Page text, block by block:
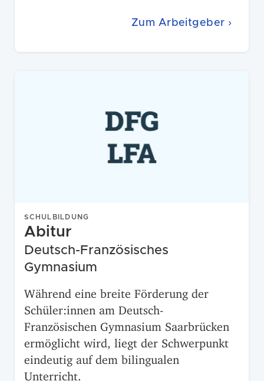
Zum Arbeitgeber ›
SCHULBILDUNG
Abitur
Deutsch-Französisches
Gymnasium
Während eine breite Förderung der
Schüler:innen am Deutsch-
Französischen Gymnasium Saarbrücken
ermöglicht wird, liegt der Schwerpunkt
eindeutig auf dem bilingualen
Unterricht.